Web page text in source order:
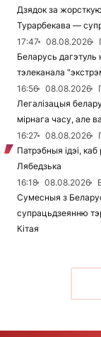
Дзядок за
Турарбекава —
17:47
08.08.2026
Беларусь дагэтуль
тэлеканала
16:56
08.08.2026
Легалізацыя
мірнага часу, але
16:27
08.08.2026
Патрэбныя ідэі,
Лябедзька
16:18
08.08.2026
Сумесныя з
супрацьдзеянню
Кітая